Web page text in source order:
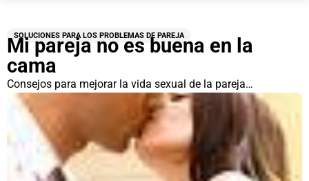
SOLUCIONES PARA LOS PROBLEMAS DE PAREJA
Mi pareja no es buena en la
cama
Consejos para mejorar la vida sexual de la pareja…